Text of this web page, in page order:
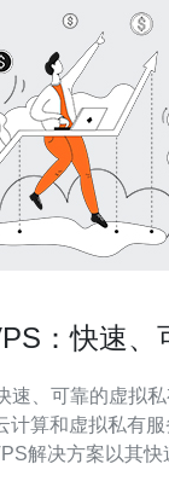
：快速、
速、可靠的虚拟
计算和虚拟私有
解决方案以其快